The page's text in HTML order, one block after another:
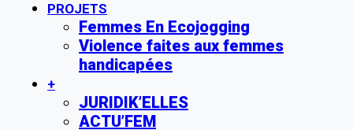
PROJETS
Femmes En Ecojogging
Violence faites aux femmes
handicapées
+
JURIDIK’ELLES
ACTU’FEM